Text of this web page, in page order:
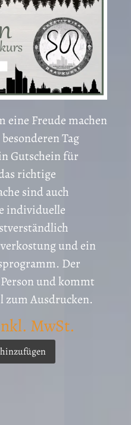
eine Freude machen
Tag
Gutschein für
richtige
sind auch
individuelle
und ein
Der
und kommt
zum Ausdrucken.
MwSt.